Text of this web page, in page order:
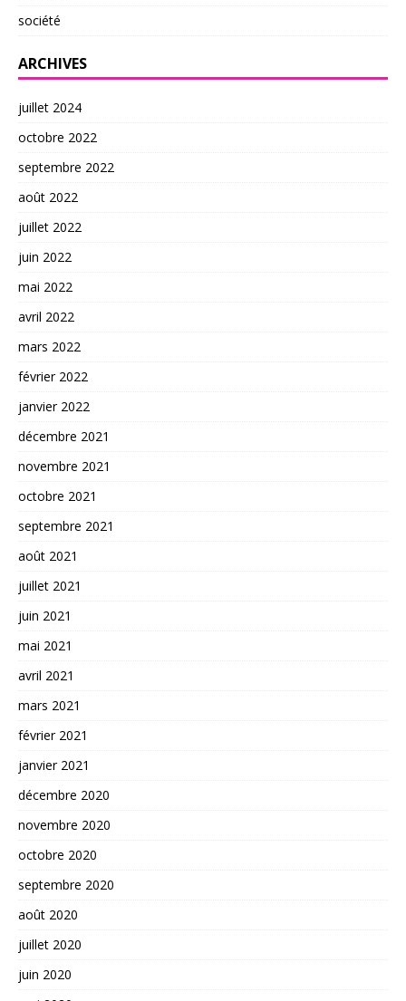
société
ARCHIVES
juillet 2024
octobre 2022
septembre 2022
août 2022
juillet 2022
juin 2022
mai 2022
avril 2022
mars 2022
février 2022
janvier 2022
décembre 2021
novembre 2021
octobre 2021
septembre 2021
août 2021
juillet 2021
juin 2021
mai 2021
avril 2021
mars 2021
février 2021
janvier 2021
décembre 2020
novembre 2020
octobre 2020
septembre 2020
août 2020
juillet 2020
juin 2020